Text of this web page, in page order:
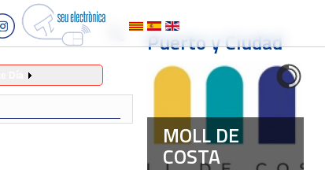
Puerto y Ciudad
MOLL DE
COSTA